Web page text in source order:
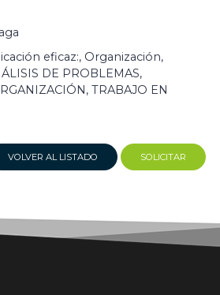
eficaz:, Organización,
DE PROBLEMAS,
TRABAJO EN
VOLVER AL LISTADO SOLICITAR